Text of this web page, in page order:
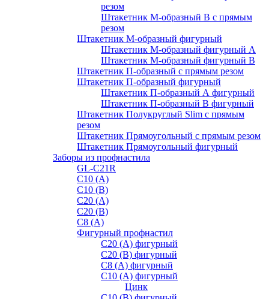
резом
Штакетник М-образный B с прямым
резом
Штакетник М-образный фигурный
Штакетник М-образный фигурный A
Штакетник М-образный фигурный B
Штакетник П-образный с прямым резом
Штакетник П-образный фигурный
Штакетник П-образный А фигурный
Штакетник П-образный В фигурный
Штакетник Полукруглый Slim с прямым
резом
Штакетник Прямоугольный с прямым резом
Штакетник Прямоугольный фигурный
Заборы из профнастила
GL-С21R
С10 (A)
С10 (В)
С20 (А)
С20 (В)
С8 (A)
Фигурный профнастил
С20 (A) фигурный
С20 (В) фигурный
С8 (A) фигурный
С10 (A) фигурный
Цинк